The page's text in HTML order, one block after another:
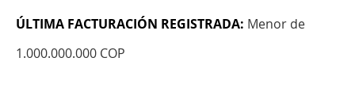
ÚLTIMA FACTURACIÓN REGISTRADA: Menor de
1.000.000.000 COP